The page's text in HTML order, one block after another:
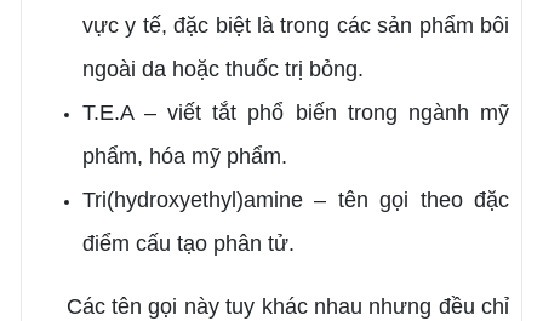
vực y tế, đặc biệt là trong các sản phẩm bôi
ngoài da hoặc thuốc trị bỏng.
T.E.A – viết tắt phổ biến trong ngành mỹ
phẩm, hóa mỹ phẩm.
Tri(hydroxyethyl)amine – tên gọi theo đặc
điểm cấu tạo phân tử.
Các tên gọi này tuy khác nhau nhưng đều chỉ